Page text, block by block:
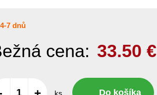
4-7 dnů
cena: 33.50 €
ks Do košíka